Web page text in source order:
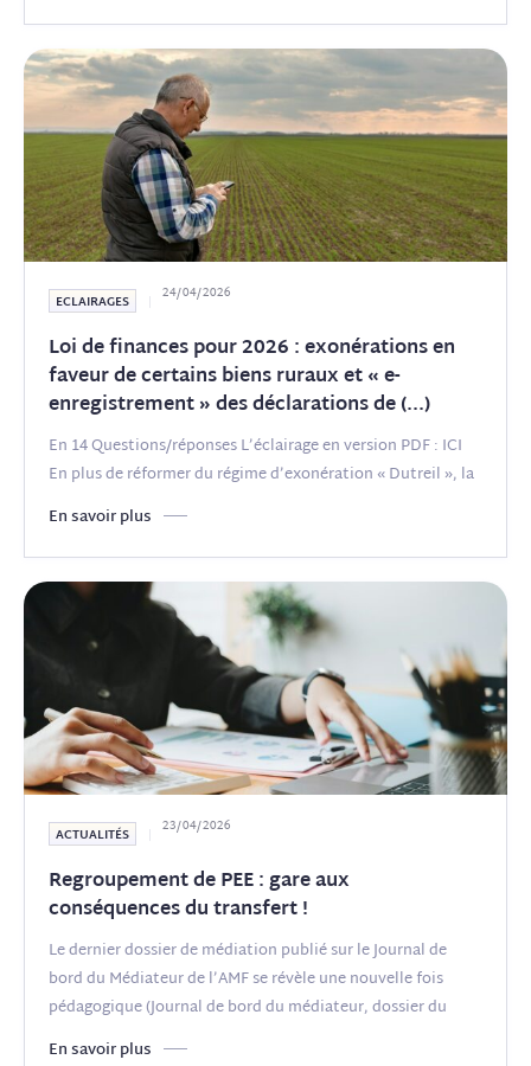
ECLAIRAGES 24/04/2026
Loi de finances pour 2026 : exonérations en
faveur de certains biens ruraux et « e-
enregistrement » des déclarations de(...)
En 14 Questions/réponses L’éclairage en version PDF : ICI
En plus de réformer du régime d’exonération « Dutreil », la
loi
En savoir plus
ACTUALITÉS 23/04/2026
Regroupement de PEE : gare aux
conséquences du transfert !
Le dernier dossier de médiation publié sur le Journal de
bord du Médiateur de l’AMF se révèle une nouvelle fois
pédagogique (Journal de bord du médiateur, dossier du
mois, 6 mars
En savoir plus